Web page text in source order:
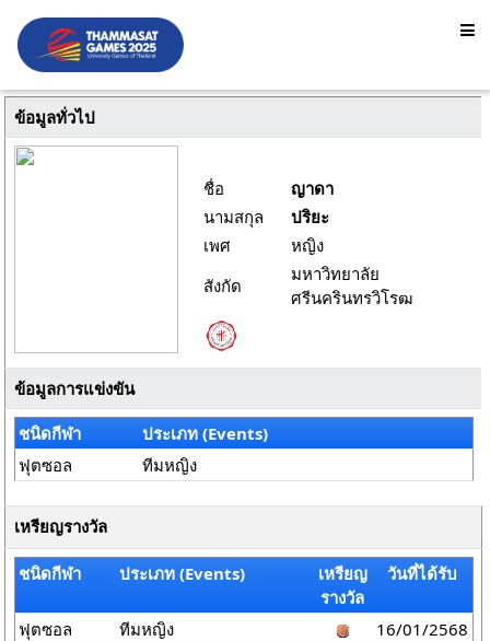
ข้อมูลทั่วไป
ชื่อ
ญาดา
นามสกุล
ปริยะ
เพศ
หญิง
สังกัด
มหาวิทยาลัย
ศรีนครินทรวิโรฒ
ข้อมูลการแข่งขัน
ชนิดกีฬา
ประเภท (Events)
ฟุตซอล
ทีมหญิง
เหรียญรางวัล
ชนิดกีฬา ประเภท (Events)
เหรียญ
รางวัล
วันที่ได้รับ
ฟุตซอล ทีมหญิง 16/01/2568